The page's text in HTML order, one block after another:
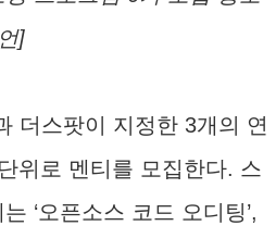
]
더스팟이 지정한 3개의 연
위로 멘티를 모집한다. 스
‘오픈소스 코드 오디팅’,